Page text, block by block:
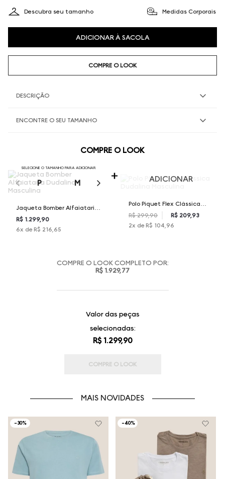
Descubra seu tamanho Medidas Corporais
ADICIONAR À SACOLA
COMPRE O LOOK
DESCRIÇÃO
ENCONTRE O SEU TAMANHO
COMPRE O LOOK
SELECIONE O TAMANHO PARA ADICIONAR
P M GG XGG
Jaqueta Bomber Alfaiataria
Dudalina Masculina
R$ 1.299,90
6x de R$ 216,65
ADICIONAR
Polo Piquet Flex Clássica
Dudalina Masculina
R$ 299,90
R$ 209,93
2x de R$ 104,96
COMPRE O LOOK COMPLETO POR:
R$ 1.929,77
Valor das peças
selecionadas:
R$ 1.299,90
COMPRE O LOOK
MAIS NOVIDADES
-30% -40%